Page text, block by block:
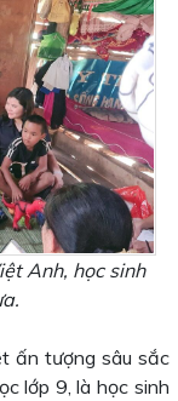
Anh, học sinh
ấn tượng sâu sắc
lớp 9, là học sinh